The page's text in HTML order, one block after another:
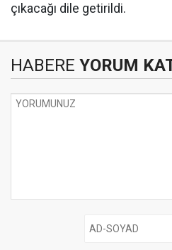
çıkacağı dile getirildi.
HABERE YORUM